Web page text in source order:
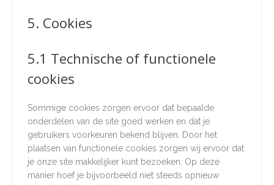
5. Cookies
5.1 Technische of functionele
cookies
Sommige cookies zorgen ervoor dat bepaalde
onderdelen van de site goed werken en dat je
gebruikers voorkeuren bekend blijven. Door het
plaatsen van functionele cookies zorgen wij ervoor dat
je onze site makkelijker kunt bezoeken. Op deze
manier hoef je bijvoorbeeld niet steeds opnieuw